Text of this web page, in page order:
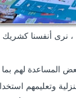
وتعليمهم